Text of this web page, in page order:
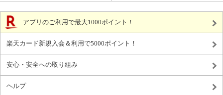
アプリのご利用で最大1000ポイント！
楽天カード新規入会＆利用で5000ポイント！
安心・安全への取り組み
ヘルプ